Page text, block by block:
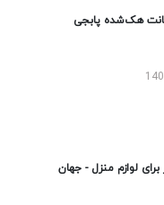
هک‌شده پابجی
برای لوازم منزل - جهان